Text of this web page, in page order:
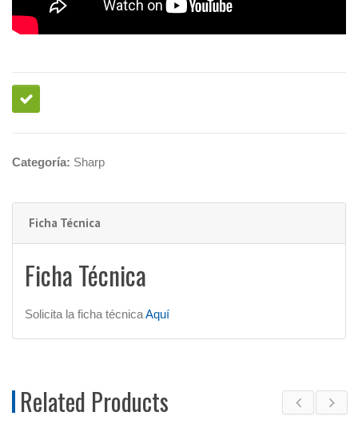
Categoría: Sharp
Ficha Técnica
Ficha Técnica
Solicita la ficha técnicaAquí
Related Products